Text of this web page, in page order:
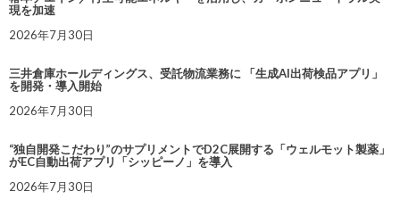
現を加速
2026年7月30日
三井倉庫ホールディングス、受託物流業務に 「生成AI出荷検品アプリ」
を開発・導入開始
2026年7月30日
“独自開発こだわり”のサプリメントでD2C展開する「ウェルモット製薬」
がEC自動出荷アプリ「シッピーノ」を導入
2026年7月30日